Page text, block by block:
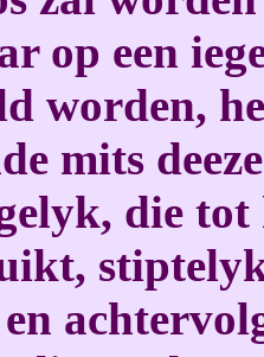
op een
worden,
mits
die